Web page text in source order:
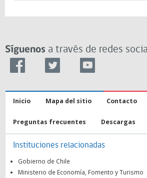
Síguenos a través de redes
Inicio Mapa del sitio Contacto
Preguntas frecuentes Descargas
Instituciones relacionadas
Gobierno de Chile
Ministerio de Economía, Fomento y Turismo